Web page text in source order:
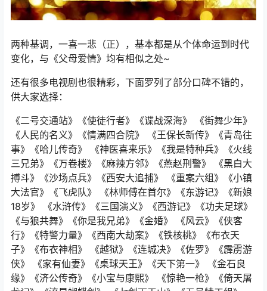
两种基调，一喜一悲（正），基本都是从个体命运到时代
变化，与《父母爱情》均有相似之处~
还有很多电视剧也很精彩，下面罗列了部分口碑不错的，
供大家选择：
《二号交通站》《使徒行者》《谍战深海》 《街舞少年》
《人民的名义》《情满四合院》 《王保长新传》《青岛往
事》《哈儿传奇》 《神医喜来乐》《我是特种兵》《火线
三兄弟》《万卷楼》《麻辣方邻》《燕赵刑警》 《黑白大
搏斗》《沙场点兵》《西安大追捕》 《重案六组》《小镇
大法官》《飞虎队》 《林师傅在首尔》《东游记》《新娘
18岁》 《水浒传》《三国演义》《西游记》《功夫足球》
《与狼共舞》《你是我兄弟》《金婚》 《风云》《侠客
行》《特警力量》《西南大劫案》《铁核桃》《布衣天
子》《布衣神相》 《越狱》《连城决》《佐罗》《霹雳游
侠》 《家有仙妻》《桌球天王》《天下第一》 《金石良
缘》《济公传奇》《小宝与康熙》 《惊艳一枪》《倚天屠